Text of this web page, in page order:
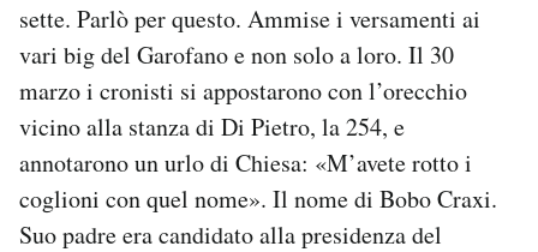
sette. Parlò per questo. Ammise i versamenti ai
vari big del Garofano e non solo a loro. Il 30
marzo i cronisti si appostarono con l’orecchio
vicino alla stanza di Di Pietro, la 254, e
annotarono un urlo di Chiesa: «M’avete rotto i
coglioni con quel nome». Il nome di Bobo Craxi.
Suo padre era candidato alla presidenza del